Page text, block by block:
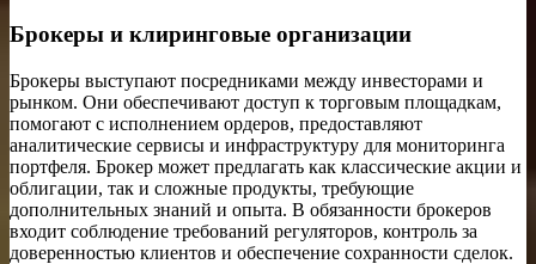
Брокеры и клиринговые организации
Брокеры выступают посредниками между инвесторами и
рынком. Они обеспечивают доступ к торговым площадкам,
помогают с исполнением ордеров, предоставляют
аналитические сервисы и инфраструктуру для мониторинга
портфеля. Брокер может предлагать как классические акции и
облигации, так и сложные продукты, требующие
дополнительных знаний и опыта. В обязанности брокеров
входит соблюдение требований регуляторов, контроль за
доверенностью клиентов и обеспечение сохранности сделок.